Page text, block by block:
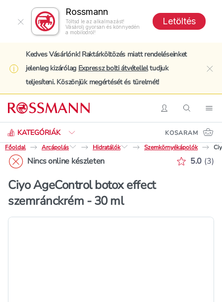
Rossmann
Töltsd le az alkalmazást!
Vásárolj gyorsan és könnyedén
a mobilodról!
Letöltés
Kedves Vásárlónk! Raktárköltözés miatt rendeléseinket
jelenleg kizárólag Expressz bolti átvételleltudjuk
teljesíteni. Köszönjük megértését és türelmét!
BelépésKeresés
KATEGÓRIÁK
Keresés
KOSARAM
Főoldal
Arcápolás Hidratálók Szemkörnyékápolók
Nincs online készleten 5.0 (3)
Ciyo AgeControl botox effect
szemránckrém - 30 ml